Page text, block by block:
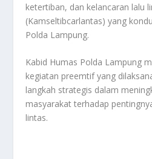
ketertiban, dan kelancaran lalu
(Kamseltibcarlantas) yang
Polda Lampung.
Kabid Humas Polda Lampung
kegiatan preemtif yang
langkah strategis dalam
masyarakat terhadap
lintas.